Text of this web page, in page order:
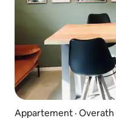
Appartement · Overath